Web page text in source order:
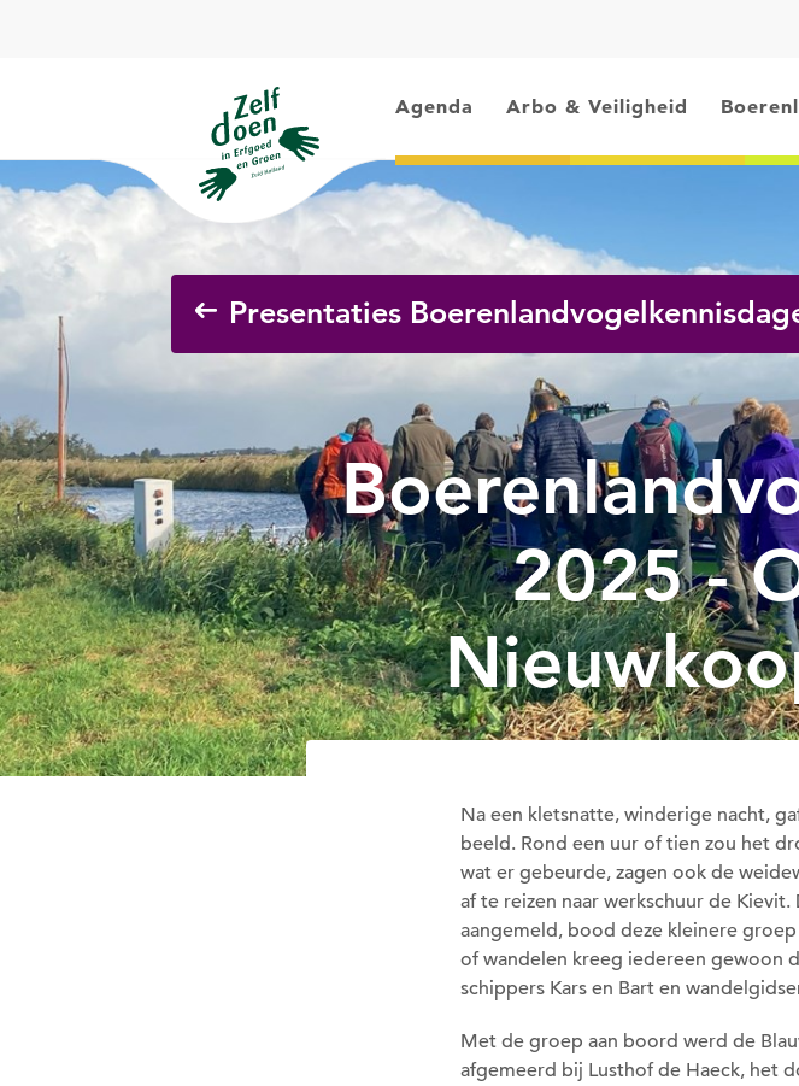
Agenda Arbo & Veiligheid
Presentaties
2025 -
Na een kletsnatte, winderige nacht,
beeld. Rond een uur of tien zou het
wat er gebeurde, zagen ook de
af te reizen naar werkschuur de
aangemeld, bood deze kleinere
of wandelen kreeg iedereen gewoon
schippers Kars en Bart en
Met de groep aan boord werd de
afgemeerd bij Lusthof de Haeck, het